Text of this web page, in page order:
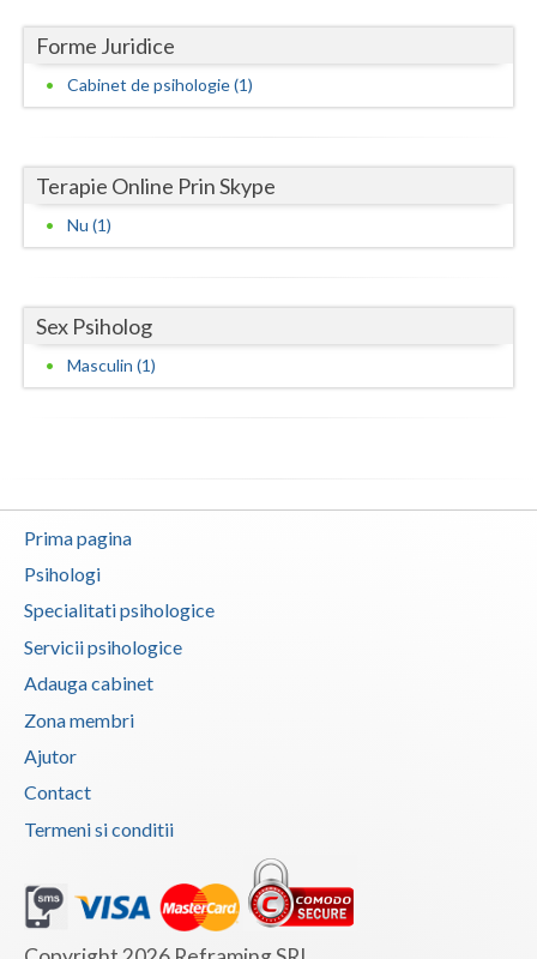
Satu-Mare
Sibiu
Teleorman
Timis
Valcea
Vaslui
Forme Juridice
Cabinet de psihologie (1)
Terapie Online Prin Skype
Nu (1)
Sex Psiholog
Masculin (1)
Prima pagina
Psihologi
Specialitati psihologice
Servicii psihologice
Adauga cabinet
Zona membri
Ajutor
Contact
Termeni si conditii